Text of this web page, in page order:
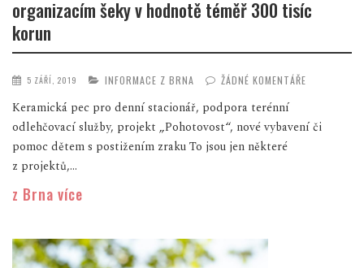
organizacím šeky v hodnotě téměř 300 tisíc
korun
5 ZÁŘÍ, 2019 INFORMACE Z BRNA ŽÁDNÉ KOMENTÁŘE
Keramická pec pro denní stacionář, podpora terénní
odlehčovací služby, projekt „Pohotovost“, nové vybavení či
pomoc dětem s postižením zraku To jsou jen některé
z projektů,...
z Brna více